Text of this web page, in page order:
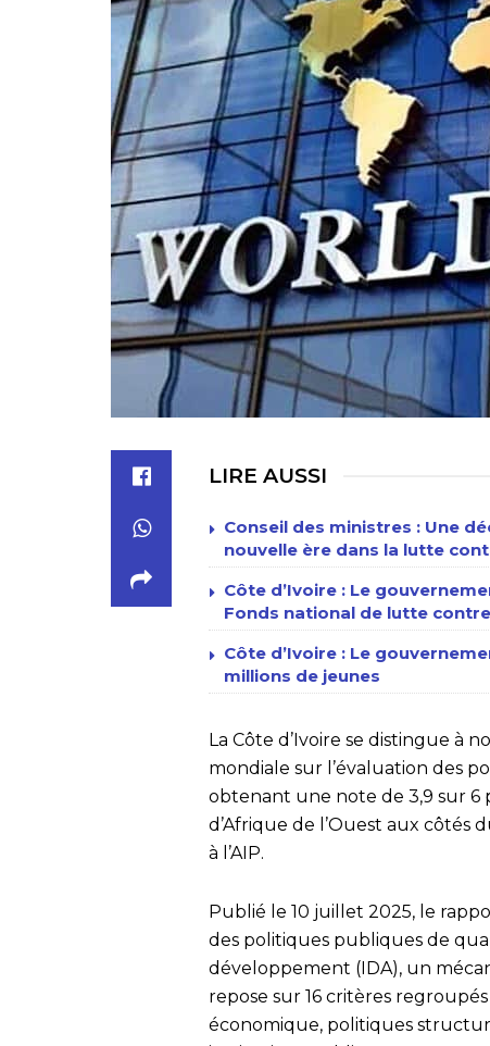
LIRE AUSSI
Conseil des ministres : Une
nouvelle ère dans la lutte
Côte d’Ivoire : Le
Fonds national de lutte
Côte d’Ivoire : Le
millions de jeunes
La Côte d’Ivoire se distingue à
mondiale sur l’évaluation des
obtenant une note de 3,9 sur 6
d’Afrique de l’Ouest aux côtés
à l’AIP.
Publié le 10 juillet 2025, le
des politiques publiques de
développement (IDA), un
repose sur 16 critères
économique, politiques